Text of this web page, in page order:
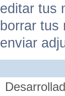
editar tus
borrar tus
enviar